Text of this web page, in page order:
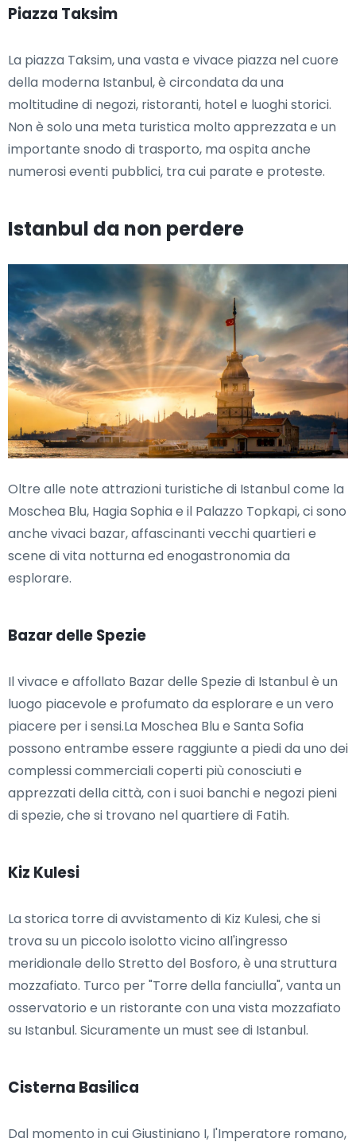
Piazza Taksim
La piazza Taksim, una vasta e vivace piazza nel cuore
della moderna Istanbul, è circondata da una
moltitudine di negozi, ristoranti, hotel e luoghi storici.
Non è solo una meta turistica molto apprezzata e un
importante snodo di trasporto, ma ospita anche
numerosi eventi pubblici, tra cui parate e proteste.
Istanbul da non perdere
Oltre alle note attrazioni turistiche di Istanbul come la
Moschea Blu, Hagia Sophia e il Palazzo Topkapi, ci sono
anche vivaci bazar, affascinanti vecchi quartieri e
scene di vita notturna ed enogastronomia da
esplorare.
Bazar delle Spezie
Il vivace e affollato Bazar delle Spezie di Istanbul è un
luogo piacevole e profumato da esplorare e un vero
piacere per i sensi.La Moschea Blu e Santa Sofia
possono entrambe essere raggiunte a piedi da uno dei
complessi commerciali coperti più conosciuti e
apprezzati della città, con i suoi banchi e negozi pieni
di spezie, che si trovano nel quartiere di Fatih.
Kiz Kulesi
La storica torre di avvistamento di Kiz Kulesi, che si
trova su un piccolo isolotto vicino all'ingresso
meridionale dello Stretto del Bosforo, è una struttura
mozzafiato. Turco per "Torre della fanciulla", vanta un
osservatorio e un ristorante con una vista mozzafiato
su Istanbul. Sicuramente un must see di Istanbul.
Cisterna Basilica
Dal momento in cui Giustiniano I, l'Imperatore romano,